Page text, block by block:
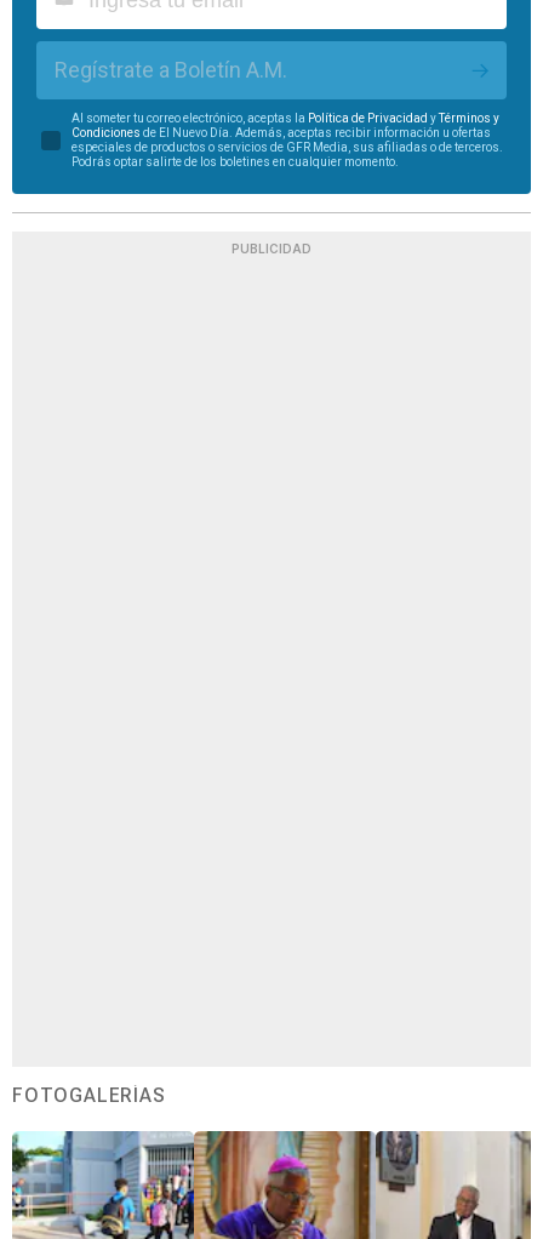
Regístrate a Boletín A.M.
Al someter tu correo electrónico, aceptas la Política de Privacidad yTérminos y
Condiciones de El Nuevo Día. Además, aceptas recibir información u ofertas
especiales de productos o servicios de GFR Media, sus afiliadas o de terceros.
Podrás optar salirte de los boletines en cualquier momento.
PUBLICIDAD
FOTOGALERÍAS